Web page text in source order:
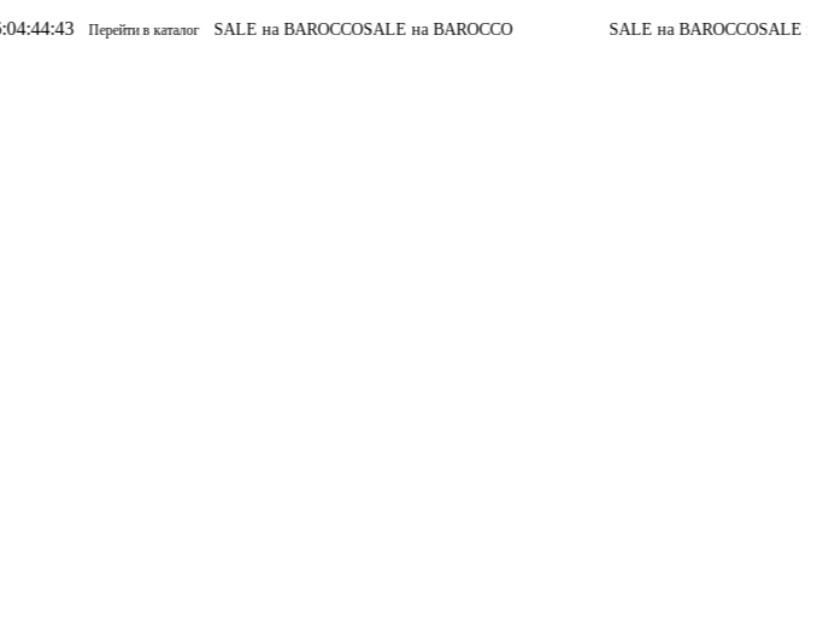
Перейти в каталог SALE на BAROCCOSALE на BAROCCO SALE на BAROCCOSALE на